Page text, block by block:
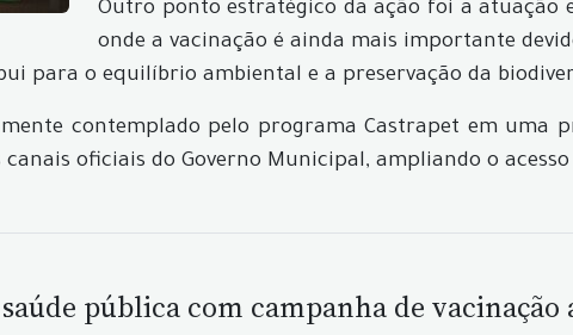
Outro ponto estratégico da ação foi a atuação
onde a vacinação é ainda mais importante
para o equilíbrio ambiental e a preservação da
contemplado pelo programa Castrapet em uma
oficiais do Governo Municipal, ampliando o
pública com campanha de